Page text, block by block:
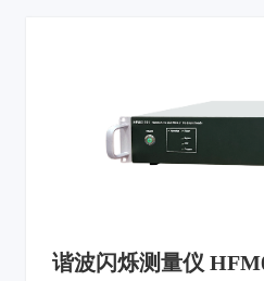
谐波闪烁测量仪